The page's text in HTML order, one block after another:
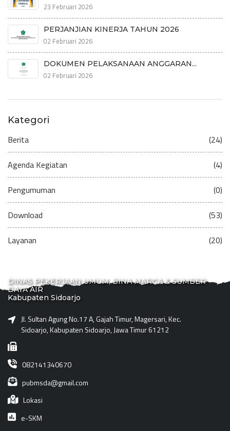
23 Februari 2026
PERJANJIAN KINERJA TAHUN 2026
02 Februari 2026
DOKUMEN PELAKSANAAN ANGGARAN...
02 Februari 2026
Kategori
Berita (24)
Agenda Kegiatan (4)
Pengumuman (0)
Download (53)
Layanan (20)
DINAS PEKERJAAN UMUM, BINA MARGA & SUMBER
DAYA AIR
Kabupaten Sidoarjo
Jl. Sultan Agung No.17 A, Gajah Timur, Magersari, Kec.
Sidoarjo, Kabupaten Sidoarjo, Jawa Timur 61212
082141340670
pubmsda@gmail.com
Lokasi
e-SKM